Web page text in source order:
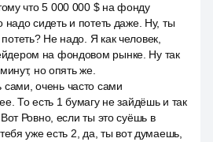
что 5 000 000 $ на фонду
надо сидеть и потеть даже. Ну, ты
Не надо. Я как человек,
на фондовом рынке. Ну так
но опять же.
очень часто сами
То есть 1 бумагу не зайдёшь и так
Ровно, если ты это суёшь в
уже есть 2, да, ты вот думаешь,